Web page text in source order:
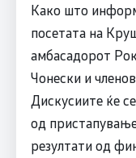
Како што
посетата на
амбасадорот
Чонески и
Дискусиите ќе
од
резултати од